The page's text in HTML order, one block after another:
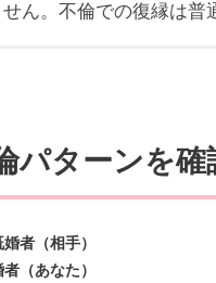
せん。不倫での復縁は普
パターンを確
者（相手）
（あなた）